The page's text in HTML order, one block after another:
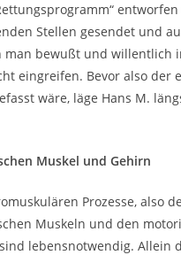
Stellen gesendet und
man bewußt und willentlich
eingreifen. Bevor also der
wäre, läge Hans M.
Muskel und Gehirn
Prozesse, also
Muskeln und den
lebensnotwendig. Allein